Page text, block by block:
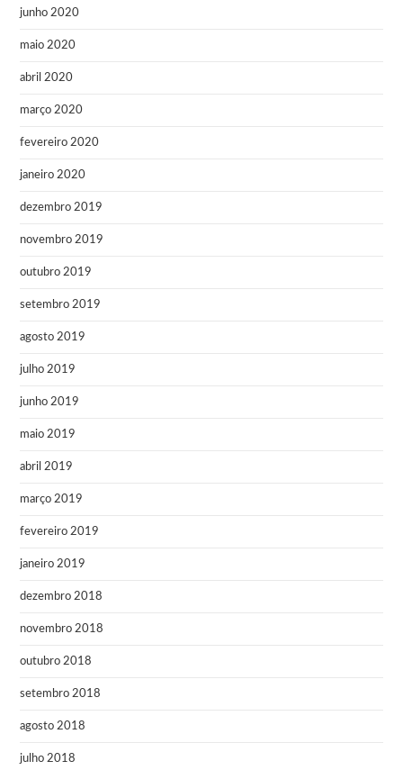
junho 2020
maio 2020
abril 2020
março 2020
fevereiro 2020
janeiro 2020
dezembro 2019
novembro 2019
outubro 2019
setembro 2019
agosto 2019
julho 2019
junho 2019
maio 2019
abril 2019
março 2019
fevereiro 2019
janeiro 2019
dezembro 2018
novembro 2018
outubro 2018
setembro 2018
agosto 2018
julho 2018